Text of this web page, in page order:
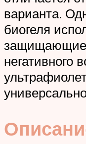
варианта.
биогеля
защищающие
негативного